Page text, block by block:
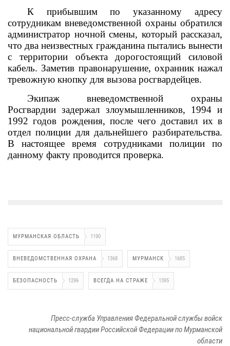
К прибывшим по указанному адресу
сотрудникам вневедомственной охраны обратился
администратор ночной смены, который рассказал,
что два неизвестных гражданина пытались вынести
с территории объекта дорогостоящий силовой
кабель. Заметив правонарушение, охранник нажал
тревожную кнопку для вызова росгвардейцев.
Экипаж вневедомственной охраны
Росгвардии задержал злоумышленников, 1994 и
1992 годов рождения, после чего доставил их в
отдел полиции для дальнейшего разбирательства.
В настоящее время сотрудниками полиции по
данному факту проводится проверка.
МУРМАНСКАЯ ОБЛАСТЬ 1190
ВНЕВЕДОМСТВЕННАЯ ОХРАНА 1368 МУРМАНСК 1685
БЕЗОПАСНОСТЬ 1296 ВСЕГДА НА СТРАЖЕ 1395
Пресс-служба Управления Федеральной службы войск
национальной гвардии Российской Федерации по Мурманской
области